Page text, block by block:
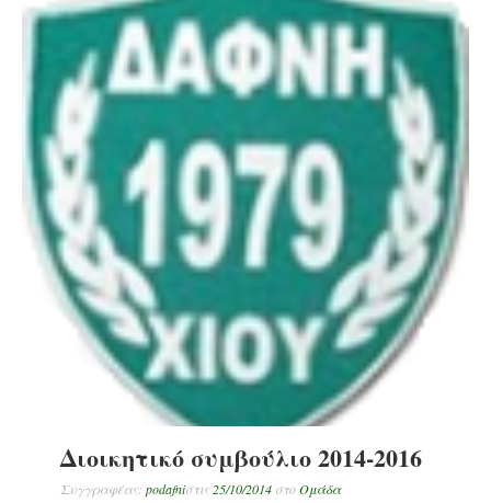
Διοικητικό συμβούλιο 2014-2016
Συγγραφέας: podafniστις25/10/2014 στοΟμάδα